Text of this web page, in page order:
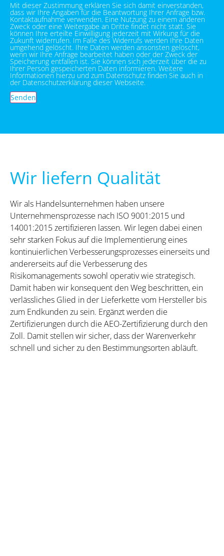
Mit dieser Zustimmung erklären Sie sich damit einverstanden,
dass wir Ihre Angaben für die Beantwortung Ihrer Anfrage bzw.
Kontaktaufnahme verwenden. Eine Nutzung zu einem anderen
Zweck oder eine Weitergabe an Dritte findet nicht statt. Sie
können Ihre erteilte Einwilligung jederzeit mit Wirkung für die
Zukunft widerrufen. Im Falle des Widerrufs werden Ihre Daten
umgehend gelöscht. Ihre Daten werden ansonsten gelöscht,
wenn wir Ihre Anfrage bearbeitet haben oder der Zweck der
Speicherung entfallen ist. Sie können sich jederzeit über die zu
Ihrer Person gespeicherten Daten informieren. Weitere
Informationen hierzu und zum Datenschutz finden Sie auch in
der Datenschutzerklärung dieser Webseite.
Senden
Wir liefern Qualität
Wir als Handelsunternehmen haben unsere
Unternehmensprozesse nach ISO 9001:2015 und
14001:2015 zertifizieren lassen. Wir legen dabei einen
sehr starken Fokus auf die Implementierung eines
kontinuierlichen Verbesserungsprozesses einerseits und
andererseits auf die Verbesserung des
Risikomanagements sowohl operativ wie strategisch.
Damit haben wir konsequent den Weg beschritten, ein
verlässliches Glied in der Lieferkette vom Hersteller bis
zum Endkunden zu sein. Ergänzt werden die
Zertifizierungen durch die AEO-Zertifizierung durch den
Zoll. Damit stellen wir sicher, dass der Warenverkehr
schnell und sicher zu den Bestimmungsorten abläuft.